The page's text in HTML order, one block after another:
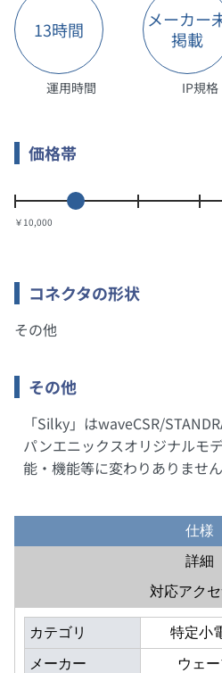
13時間
運用時間
メーカー
掲載
IP規格
価格帯
￥10,000
コネクタの形状
その他
その他
「Silky」はwaveCSR/
パンエニックスオリジナルモ
能・機能等に変わりありません
仕様
詳細
対応アクセ
カテゴリ 特定小
メーカー ウェ